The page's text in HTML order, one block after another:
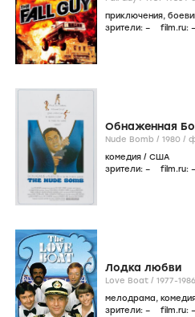
приключения,
зрители: – film.ru: –
Обнаженная
Nude Bomb / 1980 /
комедия / США
зрители: – film.ru: –
Лодка любви
Love Boat / 1977-1986
мелодрама,
зрители: – film.ru: –